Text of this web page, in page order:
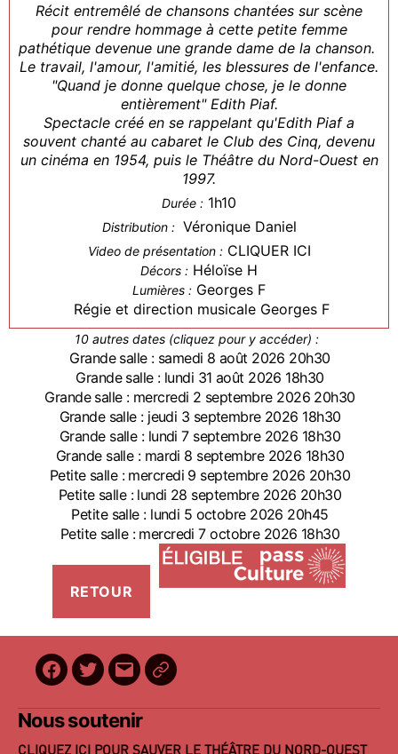
Récit entremêlé de chansons chantées sur scène
pour rendre hommage à cette petite femme
pathétique devenue une grande dame de la chanson.
Le travail, l'amour, l'amitié, les blessures de l'enfance.
"Quand je donne quelque chose, je le donne
entièrement" Edith Piaf.
Spectacle créé en se rappelant qu'Edith Piaf a
souvent chanté au cabaret le Club des Cinq, devenu
un cinéma en 1954, puis le Théâtre du Nord-Ouest en
1997.
Durée : 1h10
Distribution : Véronique Daniel
Video de présentation : CLIQUER ICI
Décors : Héloïse H
Lumières : Georges F
Régie et direction musicale Georges F
10 autres dates (cliquez pour y accéder) :
Grande salle : samedi 8 août 2026 20h30
Grande salle : lundi 31 août 2026 18h30
Grande salle : mercredi 2 septembre 2026 20h30
Grande salle : jeudi 3 septembre 2026 18h30
Grande salle : lundi 7 septembre 2026 18h30
Grande salle : mardi 8 septembre 2026 18h30
Petite salle : mercredi 9 septembre 2026 20h30
Petite salle : lundi 28 septembre 2026 20h30
Petite salle : lundi 5 octobre 2026 20h45
Petite salle : mercredi 7 octobre 2026 18h30
Facebook
Twitter
E-
mail
BilletReduc
Nous soutenir
CLIQUEZ ICI POUR SAUVER LE THÉÂTRE DU NORD-OUEST